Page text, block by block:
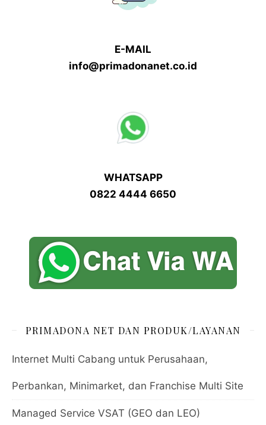
E-MAIL
info@primadonanet.co.id
WHATSAPP
0822 4444 6650
PRIMADONA NET DAN PRODUK/LAYANAN
Internet Multi Cabang untuk Perusahaan,
Perbankan, Minimarket, dan Franchise Multi Site
Managed Service VSAT (GEO dan LEO)